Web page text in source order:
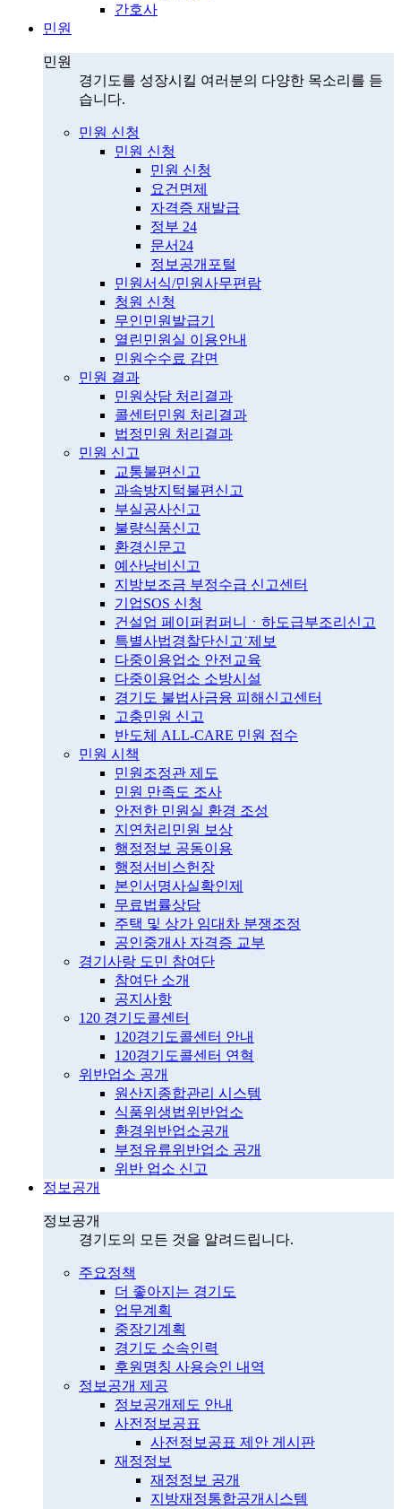
간호사
민원
민원
경기도를 성장시킬 여러분의 다양한 목소리를 듣
습니다.
민원 신청
민원 신청
민원 신청
요건면제
자격증 재발급
정부 24
문서24
정보공개포털
민원서식/민원사무편람
청원 신청
무인민원발급기
열린민원실 이용안내
민원수수료 감면
민원 결과
민원상담 처리결과
콜센터민원 처리결과
법정민원 처리결과
민원 신고
교통불편신고
과속방지턱불편신고
부실공사신고
불량식품신고
환경신문고
예산낭비신고
지방보조금 부정수급 신고센터
기업SOS 신청
건설업 페이퍼컴퍼니ㆍ하도급부조리신고
특별사법경찰단신고˙제보
다중이용업소 안전교육
다중이용업소 소방시설
경기도 불법사금융 피해신고센터
고충민원 신고
반도체 ALL-CARE 민원 접수
민원 시책
민원조정관 제도
민원 만족도 조사
안전한 민원실 환경 조성
지연처리민원 보상
행정정보 공동이용
행정서비스헌장
본인서명사실확인제
무료법률상담
주택 및 상가 임대차 분쟁조정
공인중개사 자격증 교부
경기사랑 도민 참여단
참여단 소개
공지사항
120 경기도콜센터
120경기도콜센터 안내
120경기도콜센터 연혁
위반업소 공개
원산지종합관리 시스템
식품위생법위반업소
환경위반업소공개
부정유류위반업소 공개
위반 업소 신고
정보공개
정보공개
경기도의 모든 것을 알려드립니다.
주요정책
더 좋아지는 경기도
업무계획
중장기계획
경기도 소속인력
후원명칭 사용승인 내역
정보공개 제공
정보공개제도 안내
사전정보공표
사전정보공표 제안 게시판
재정정보
재정정보 공개
지방재정통합공개시스템